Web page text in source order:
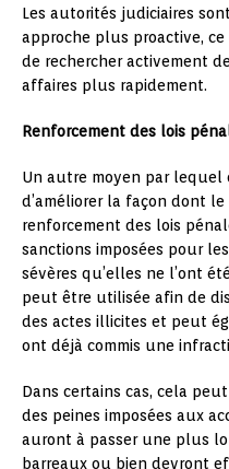
Les autorités judiciaires
approche plus proactive,
de rechercher activement
affaires plus rapidement.
Renforcement des lois
Un autre moyen par
d’améliorer la façon dont
renforcement des lois
sanctions imposées pour
sévères qu’elles ne l’ont
peut être utilisée afin de
des actes illicites et peut
ont déjà commis une
Dans certains cas, cela
des peines imposées aux
auront à passer une plus
barreaux ou bien devront